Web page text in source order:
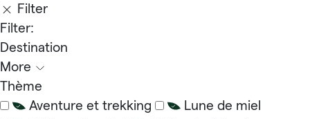
Filter
Filter:
Destination
More
Thème
Aventure et trekking
Lune de miel